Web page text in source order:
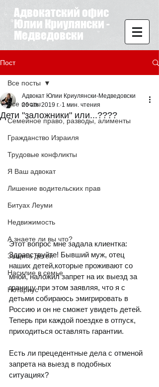
Адвокатский офис
Юлии Криулянски -
Медведовски
Пост
Все посты
Семейное право, разводы, алименты
Гражданство Израиля
Трудовые конфликты
Я Ваш адвокат
Лишение водительских прав
Битуах Леуми
Недвижимость
А знаете ли вы что?
Защита детей
Насилие в семье
Нотариус
Все посты
Дети "заложники" или...????
Адвокат Юлии Криулянски-Медведовски
26 авг. 2019 г. 1 мин. чтения
Этот вопрос мне задала клиентка:
Здравствуйте! Бывший муж, отец
наших детей,которые проживают со
мной, наложил запрет на их выезд за
границу при этом заявляя, что я с
детьми собираюсь эмигрировать в
Россию и он не сможет увидеть детей.
Теперь при каждой поездке в отпуск,
приходиться оставлять гарантии.
Есть ли прецедентные дела с отменой
запрета на выезд в подобных
ситуациях?